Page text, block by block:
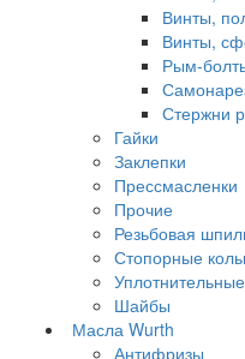
Винты,
Винты,
Рым-
Стержни
Гайки
Заклепки
Прессмасленки
Прочие
Резьбовая
Стопорные
Шайбы
Масла Wurth
Антифризы